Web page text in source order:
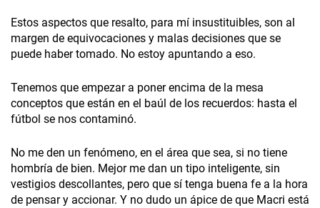
Estos aspectos que resalto, para mí insustituibles, son al
margen de equivocaciones y malas decisiones que se
puede haber tomado. No estoy apuntando a eso.
Tenemos que empezar a poner encima de la mesa
conceptos que están en el baúl de los recuerdos: hasta el
fútbol se nos contaminó.
No me den un fenómeno, en el área que sea, si no tiene
hombría de bien. Mejor me dan un tipo inteligente, sin
vestigios descollantes, pero que sí tenga buena fe a la hora
de pensar y accionar. Y no dudo un ápice de que Macri está